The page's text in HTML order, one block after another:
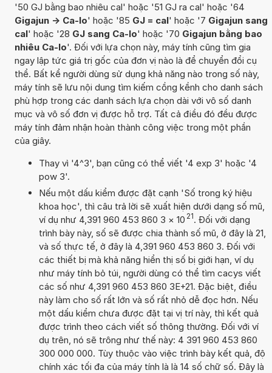
'50 GJ bằng bao nhiêu cal' hoặc '51 GJ ra cal' hoặc '64
Gigajun -> Ca-lo' hoặc '85 GJ = cal' hoặc '7 Gigajun sang
cal' hoặc '28 GJ sang Ca-lo' hoặc '70 Gigajun bằng bao
nhiêu Ca-lo'. Đối với lựa chọn này, máy tính cũng tìm gia
ngay lập tức giá trị gốc của đơn vị nào là để chuyển đổi cụ
thể. Bất kể người dùng sử dụng khả năng nào trong số này,
máy tính sẽ lưu nội dung tìm kiếm cồng kềnh cho danh sách
phù hợp trong các danh sách lựa chọn dài với vô số danh
mục và vô số đơn vị được hỗ trợ. Tất cả điều đó đều được
máy tính đảm nhận hoàn thành công việc trong một phần
của giây.
Thay vì '4^3', bạn cũng có thể viết '4 exp 3' hoặc '4
pow 3'.
Nếu một dấu kiểm được đặt cạnh 'Số trong ký hiệu
khoa học', thì câu trả lời sẽ xuất hiện dưới dạng số mũ,
ví dụ như 4,391 960 453 860 3 × 10 21. Đối với dạng
trình bày này, số sẽ được chia thành số mũ, ở đây là 21,
và số thực tế, ở đây là 4,391 960 453 860 3. Đối với
các thiết bị mà khả năng hiển thị số bị giới hạn, ví dụ
như máy tính bỏ túi, người dùng có thể tìm cacys viết
các số như 4,391 960 453 860 3E+21. Đặc biệt, điều
này làm cho số rất lớn và số rất nhỏ dễ đọc hơn. Nếu
một dấu kiểm chưa được đặt tại vị trí này, thì kết quả
được trình theo cách viết số thông thường. Đối với ví
dụ trên, nó sẽ trông như thế này: 4 391 960 453 860
300 000 000. Tùy thuộc vào việc trình bày kết quả, độ
chính xác tối đa của máy tính là là 14 số chữ số. Đây là